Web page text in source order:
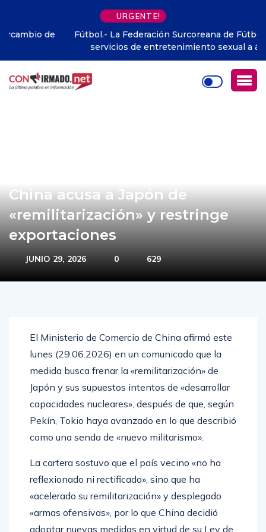
URGENTE!
Fútbol.- La Federación Surcoreana de Fútbol pagó por
servicios de entretenimiento sexual a árbitros
extranjeros
China acusa a Japón de
«remilitarización» y restringe
exportaciones
El Ministerio de Comercio de China afirmó este
lunes (29.06.2026) en un comunicado que la
medida busca frenar la «remilitarización» de
Japón y sus supuestos intentos de «desarrollar
capacidades nucleares», después de que, según
Pekín, Tokio haya avanzado en lo que describió
La cartera sostuvo que el país vecino «no ha
reflexionado ni rectificado», sino que ha
«acelerado su remilitarización» y desplegado
«armas ofensivas», por lo que China decidió